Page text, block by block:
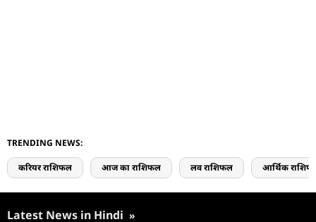
TRENDING NEWS:
करियर राशिफल आज का राशिफल लव राशिफल आर्थिक
Latest News in Hindi »